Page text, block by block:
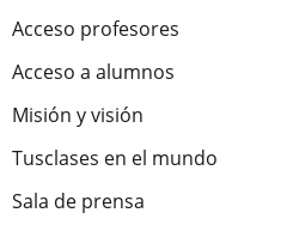
Acceso profesores
Acceso a alumnos
Misión y visión
Tusclases en el mundo
Sala de prensa